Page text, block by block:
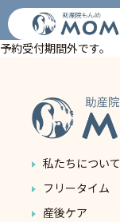
コ
ン
テ
予約受付期間外です。
私たちについて
フリータイム
産後ケア